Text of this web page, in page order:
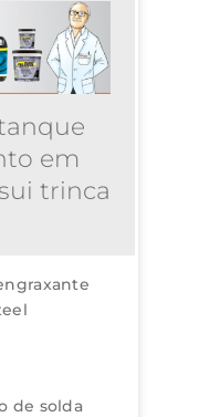
em
trinca
de solda